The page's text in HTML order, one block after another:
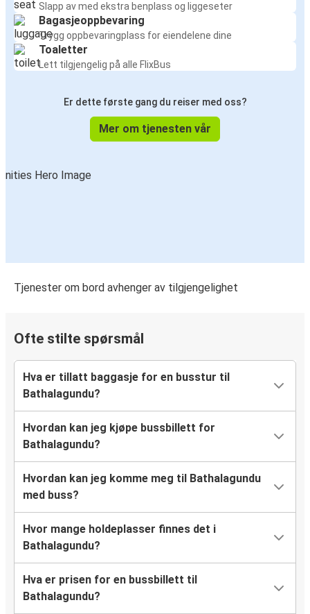
Slapp av med ekstra benplass og liggeseter
Bagasjeoppbevaring
Trygg oppbevaringplass for eiendelene dine
Toaletter
Lett tilgjengelig på alle FlixBus
Er dette første gang du reiser med oss?
Mer om tjenesten vår
Tjenester om bord avhenger av tilgjengelighet
Ofte stilte spørsmål
Hva er tillatt baggasje for en busstur til
Bathalagundu?
Hvordan kan jeg kjøpe bussbillett for
Bathalagundu?
Hvordan kan jeg komme meg til Bathalagundu
med buss?
Hvor mange holdeplasser finnes det i
Bathalagundu?
Hva er prisen for en bussbillett til
Bathalagundu?